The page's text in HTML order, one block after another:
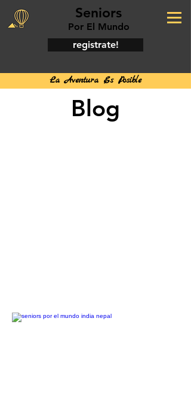
Seniors
Por El Mundo
registrate!
La Aventura Es Posible
Blog